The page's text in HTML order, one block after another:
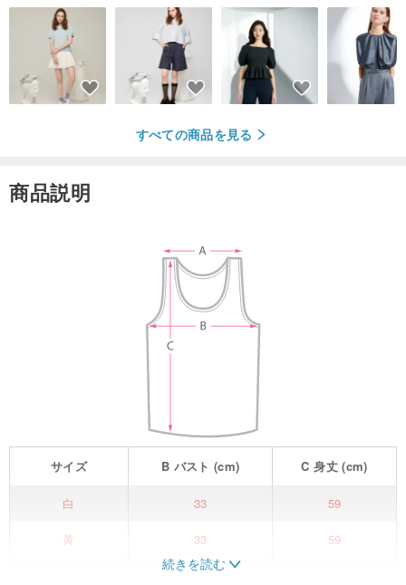
すべての商品を見る
商品説明
サイズ B バスト (cm) C身丈(cm)
白 33 59
黃 33 59
33
続きを読む